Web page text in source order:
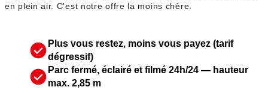
en plein air. C'est notre offre la moins chère.
Plus vous restez, moins vous payez (tarif
dégressif)
Parc fermé, éclairé et filmé 24h/24 — hauteur
max. 2,85 m